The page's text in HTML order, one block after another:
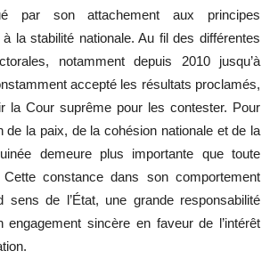
par son attachement aux principes
la stabilité nationale. Au fil des différentes
notamment depuis 2010 jusqu’à
accepté les résultats proclamés,
la Cour suprême pour les contester. Pour
de la paix, de la cohésion nationale et de la
demeure plus importante que toute
constance dans son comportement
sens de l’État, une grande responsabilité
engagement sincère en faveur de l’intérêt